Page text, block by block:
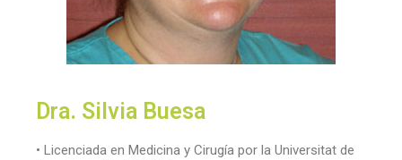
Dra. Silvia Buesa
• Licenciada en Medicina y Cirugía por la Universitat de